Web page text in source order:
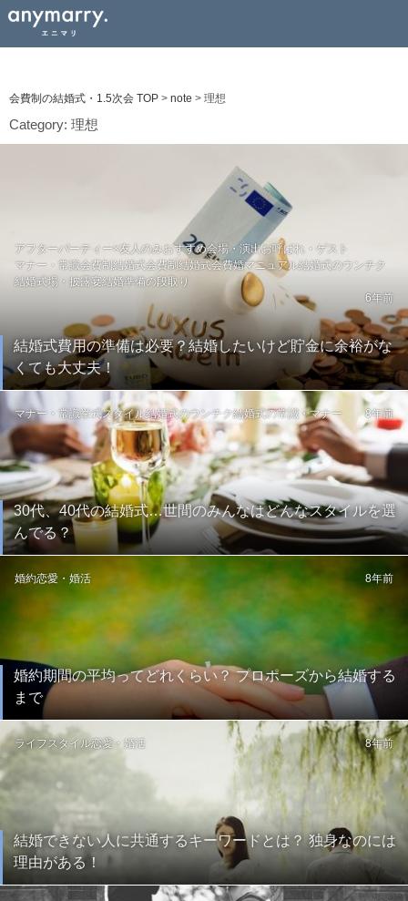
会費制の結婚式・1.5次会 TOP > note > 理想
Category: 理想
結婚式費用の準備は必要？結婚したいけど貯金に余裕がな
くても大丈夫！
アフターパーティー×友人のみおすすめ会場・演出お呼ばれ・ゲスト
マナー・常識会費制結婚式会費制結婚式会費婚マニュアル結婚式のウンチク
結婚式場・披露宴結婚準備の段取り
6年前
30代、40代の結婚式…世間のみんなはどんなスタイルを選
んでる？
マナー・常識挙式スタイル結婚式のウンチク結婚式の常識・マナー 8年前
婚約期間の平均ってどれくらい？ プロポーズから結婚する
まで
婚約恋愛・婚活 8年前
結婚できない人に共通するキーワードとは？ 独身なのには
理由がある！
ライフスタイル恋愛・婚活 8年前